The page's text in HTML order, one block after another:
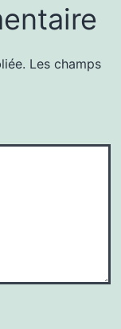
Les champs